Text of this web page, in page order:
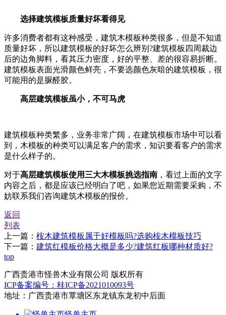
选择建筑模板质量好坏看得见
许多消费者都有这种感受，建筑木模板种类很多，但是不知道
质量好坏，所以建筑模板的好坏怎么辨别?建筑模板四周裁边
后的边角脚料，看其压力密度，好的平整、差的很容易折断。
建筑模板表面光滑颜色鲜亮，不要选颜色灰暗的建筑模板，很
可能用的是脲醛胶。
高层建筑模板虽小，不可马虎
建筑模板种类繁多，业务非常广阔，在建筑模板市场中可以看
到，木模板的种类可以满足客户的需求，知识要看客户的需求
是什么样子的。
对于高层建筑模板使用三大木模板挑选指南 ，看过上面的文字
内容之后，都是应该已经明白了吧，如果您近期需要采购，不
妨联系我们咨询建筑木模板的报价。
返回
列表
上一篇： 桉木建筑模板属于好模板吗?选购桉木模板技巧
下一篇： 建筑红模板价格大概是多少?建筑红板哪种材质好?
top
广西贵港市怪兽木业有限公司 版权所有
ICP备案编号：桂ICP备2021010093号
地址：广西贵港市覃塘区东龙镇东龙初中后面